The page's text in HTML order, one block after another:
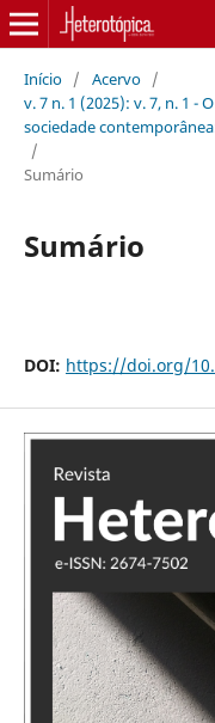
Início / Acervo /
v. 7 n. 1 (2025): v. 7, n. 1 -
sociedade
/
Sumário
Sumário
DOI: https://doi.org/